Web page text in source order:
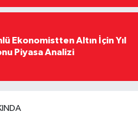
Ekonomistten Altın İçin Yıl
Piyasa Analizi